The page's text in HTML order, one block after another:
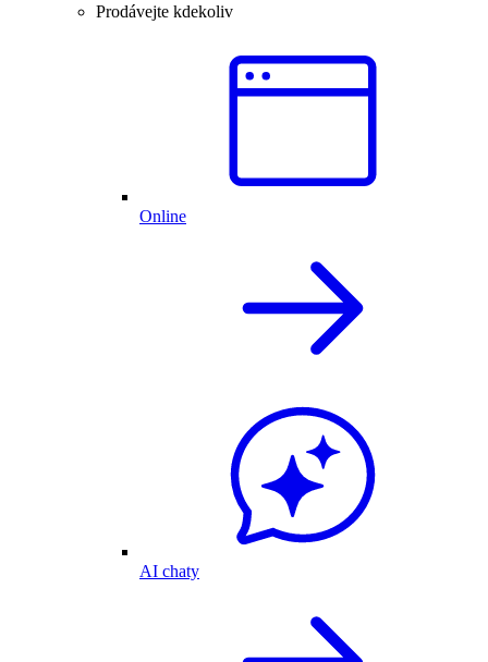
Prodávejte kdekoliv
Online
AI chaty